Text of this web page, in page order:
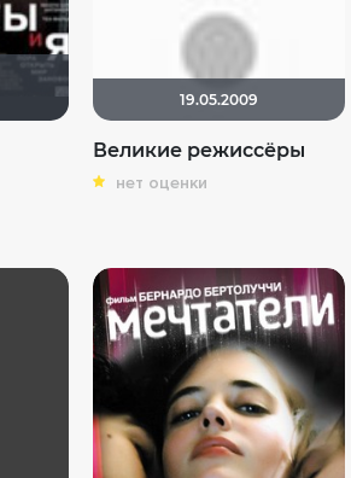
19.05.2009
Великие режиссёры
нет оценки